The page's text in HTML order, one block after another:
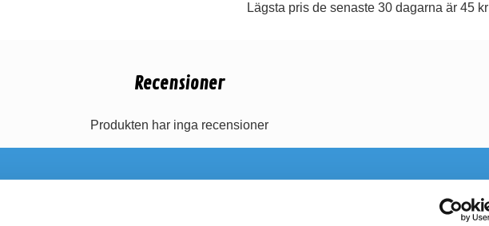
Lägsta pris de senaste 30 dagarna är 45 kr
Recensioner
Produkten har inga recensioner